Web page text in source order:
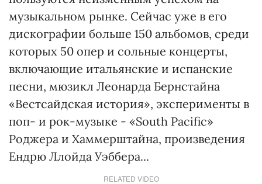
музыкальном рынке. Сейчас уже в его
дискографии больше 150 альбомов, среди
которых 50 опер и сольные концерты,
включающие итальянские и испанские
песни, мюзикл Леонарда Бернстайна
«Вестсайдская история», эксперименты в
поп- и рок-музыке - «South Pacific»
Роджера и Хаммерштайна, произведения
Ендрю Ллойда Уэббера...
RELATED VIDEO